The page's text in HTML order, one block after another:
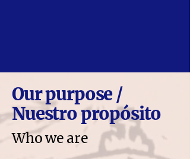
Our purpose /
Nuestro propósito
Who we are